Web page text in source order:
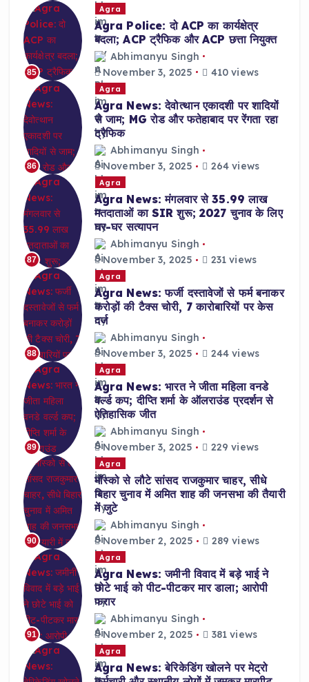
85
Agra
Agra Police: दो ACP का कार्यक्षेत्र
बदला; ACP ट्रैफिक और ACP छत्ता नियुक्त
Abhimanyu Singh
November 3, 2025
410 views
86
Agra
Agra News: देवोत्थान एकादशी पर शादियों
से जाम; MG रोड और फतेहाबाद पर रेंगता रहा
ट्रैफिक
Abhimanyu Singh
November 3, 2025
264 views
87
Agra
Agra News: मंगलवार से 35.99 लाख
मतदाताओं का SIR शुरू; 2027 चुनाव के लिए
घर-घर सत्यापन
Abhimanyu Singh
November 3, 2025
231 views
88
Agra
Agra News: फर्जी दस्तावेजों से फर्म बनाकर
करोड़ों की टैक्स चोरी, 7 कारोबारियों पर केस
दर्ज
Abhimanyu Singh
November 3, 2025
244 views
89
Agra
Agra News: भारत ने जीता महिला वनडे
वर्ल्ड कप; दीप्ति शर्मा के ऑलराउंड प्रदर्शन से
ऐतिहासिक जीत
Abhimanyu Singh
November 3, 2025
229 views
90
Agra
मॉस्को से लौटे सांसद राजकुमार चाहर, सीधे
बिहार चुनाव में अमित शाह की जनसभा की तैयारी
में जुटे
Abhimanyu Singh
November 2, 2025
289 views
91
Agra
Agra News: जमीनी विवाद में बड़े भाई ने
छोटे भाई को पीट-पीटकर मार डाला; आरोपी
फरार
Abhimanyu Singh
November 2, 2025
381 views
Agra
Agra News: बेरिकेडिंग खोलने पर मेट्रो